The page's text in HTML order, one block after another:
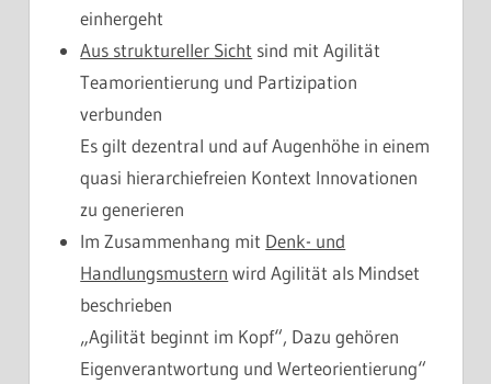
einhergeht
Aus struktureller Sicht sind mit Agilität
Teamorientierung und Partizipation
verbunden
Es gilt dezentral und auf Augenhöhe in einem
quasi hierarchiefreien Kontext Innovationen
zu generieren
Im Zusammenhang mit Denk- und
Handlungsmustern wird Agilität als Mindset
beschrieben
„Agilität beginnt im Kopf“, Dazu gehören
Eigenverantwortung und Werteorientierung“